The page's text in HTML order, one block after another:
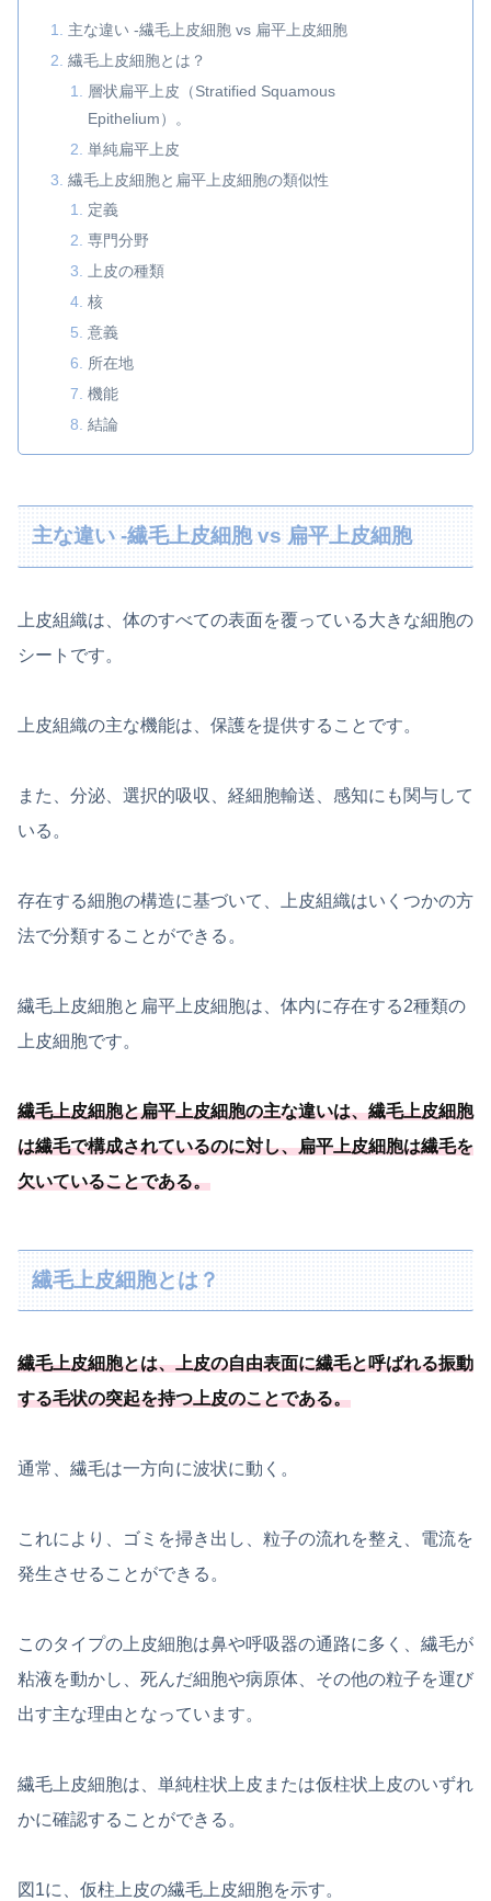
主な違い -繊毛上皮細胞 vs 扁平上皮細胞
繊毛上皮細胞とは？
層状扁平上皮（Stratified Squamous
Epithelium）。
単純扁平上皮
繊毛上皮細胞と扁平上皮細胞の類似性
定義
専門分野
上皮の種類
核
意義
所在地
機能
結論
主な違い -繊毛上皮細胞 vs 扁平上皮細胞
上皮組織は、体のすべての表面を覆っている大きな細胞の
シートです。
上皮組織の主な機能は、保護を提供することです。
また、分泌、選択的吸収、経細胞輸送、感知にも関与して
いる。
存在する細胞の構造に基づいて、上皮組織はいくつかの方
法で分類することができる。
繊毛上皮細胞と扁平上皮細胞は、体内に存在する2種類の
上皮細胞です。
繊毛上皮細胞と扁平上皮細胞の主な違いは、繊毛上皮細胞
は繊毛で構成されているのに対し、扁平上皮細胞は繊毛を
欠いていることである。
繊毛上皮細胞とは？
繊毛上皮細胞とは、上皮の自由表面に繊毛と呼ばれる振動
する毛状の突起を持つ上皮のことである。
通常、繊毛は一方向に波状に動く。
これにより、ゴミを掃き出し、粒子の流れを整え、電流を
発生させることができる。
このタイプの上皮細胞は鼻や呼吸器の通路に多く、繊毛が
粘液を動かし、死んだ細胞や病原体、その他の粒子を運び
出す主な理由となっています。
繊毛上皮細胞は、単純柱状上皮または仮柱状上皮のいずれ
かに確認することができる。
図1に、仮柱上皮の繊毛上皮細胞を示す。